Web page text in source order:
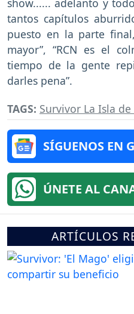
tantos capítulos
puesto en la parte
mayor”, “RCN es el
tiempo de la gente
darles pena”.
TAGS: Survivor La Isla
SÍGUENOS EN
ÚNETE AL
ARTÍCULOS